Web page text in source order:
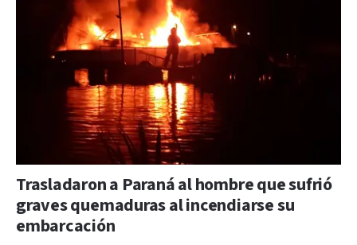
Trasladaron a Paraná al hombre que sufrió
graves quemaduras al incendiarse su
embarcación